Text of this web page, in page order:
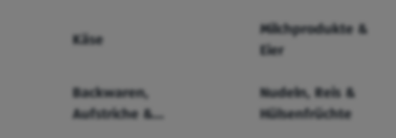
Käse
Milchprodukte &
Eier
Backwaren,
Aufstriche &
Nudeln, Reis &
Hülsenfrüchte